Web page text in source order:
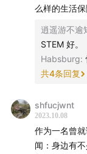
么样的生活保
逍遥游不逾
STEM 好。
Habsburg:
共4条回复
shfucjwnt
2023.10.08
作为一名曾
闻：身边有